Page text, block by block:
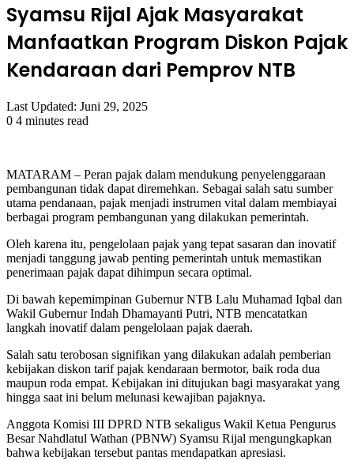
Syamsu Rijal Ajak Masyarakat
Manfaatkan Program Diskon Pajak
Kendaraan dari Pemprov NTB
Last Updated: Juni 29, 2025
0 4 minutes read
MATARAM – Peran pajak dalam mendukung penyelenggaraan
pembangunan tidak dapat diremehkan. Sebagai salah satu sumber
utama pendanaan, pajak menjadi instrumen vital dalam membiayai
berbagai program pembangunan yang dilakukan pemerintah.
Oleh karena itu, pengelolaan pajak yang tepat sasaran dan inovatif
menjadi tanggung jawab penting pemerintah untuk memastikan
penerimaan pajak dapat dihimpun secara optimal.
Di bawah kepemimpinan Gubernur NTB Lalu Muhamad Iqbal dan
Wakil Gubernur Indah Dhamayanti Putri, NTB mencatatkan
langkah inovatif dalam pengelolaan pajak daerah.
Salah satu terobosan signifikan yang dilakukan adalah pemberian
kebijakan diskon tarif pajak kendaraan bermotor, baik roda dua
maupun roda empat. Kebijakan ini ditujukan bagi masyarakat yang
hingga saat ini belum melunasi kewajiban pajaknya.
Anggota Komisi III DPRD NTB sekaligus Wakil Ketua Pengurus
Besar Nahdlatul Wathan (PBNW) Syamsu Rijal mengungkapkan
bahwa kebijakan tersebut pantas mendapatkan apresiasi.